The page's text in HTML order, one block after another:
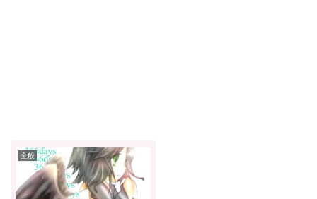
全般